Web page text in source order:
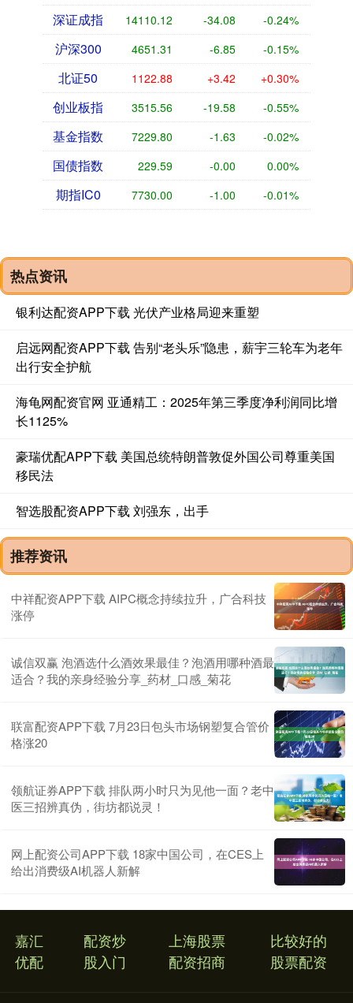
深证成指 14110.12 -34.08 -0.24%
沪深300 4651.31 -6.85 -0.15%
北证50 1122.88 +3.42 +0.30%
创业板指 3515.56 -19.58 -0.55%
基金指数 7229.80 -1.63 -0.02%
国债指数 229.59 -0.00 0.00%
期指IC0 7730.00 -1.00 -0.01%
热点资讯
银利达配资APP下载 光伏产业格局迎来重塑
启远网配资APP下载 告别“老头乐”隐患，薪宇三轮车为老年
出行安全护航
海龟网配资官网 亚通精工：2025年第三季度净利润同比增
长1125%
豪瑞优配APP下载 美国总统特朗普敦促外国公司尊重美国
移民法
智选股配资APP下载 刘强东，出手
推荐资讯
中祥配资APP下载 AIPC概念持续拉升，广合科技
涨停
诚信双赢 泡酒选什么酒效果最佳？泡酒用哪种酒最
适合？我的亲身经验分享_药材_口感_菊花
联富配资APP下载 7月23日包头市场钢塑复合管价
格涨20
领航证券APP下载 排队两小时只为见他一面？老中
医三招辨真伪，街坊都说灵！
网上配资公司APP下载 18家中国公司，在CES上
给出消费级AI机器人新解
嘉汇
优配
配资炒
股入门
上海股票
配资招商
比较好的
股票配资